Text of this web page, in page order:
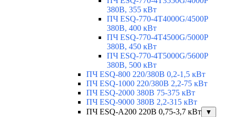
380В, 355 кВт
ПЧ ESQ-770-4T4000G/4500P
380В, 400 кВт
ПЧ ESQ-770-4T4500G/5000P
380В, 450 кВт
ПЧ ESQ-770-4T5000G/5600P
380В, 500 кВт
ПЧ ESQ-800 220/380В 0,2-1,5 кВт
ПЧ ESQ-1000 220/380В 2,2-75 кВт
ПЧ ESQ-2000 380В 75-375 кВт
ПЧ ESQ-9000 380В 2,2-315 кВт
ПЧ ESQ-A200 220В 0,75-3,7 кВт
▼